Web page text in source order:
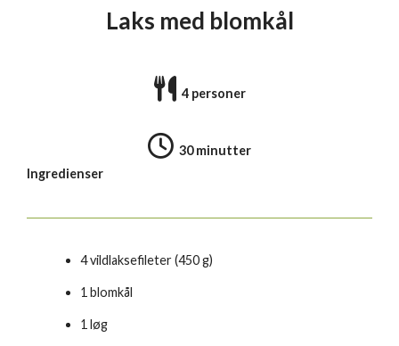
Laks med blomkål
4 personer
30 minutter
Ingredienser
4 vildlaksefileter (450 g)
1 blomkål
1 løg